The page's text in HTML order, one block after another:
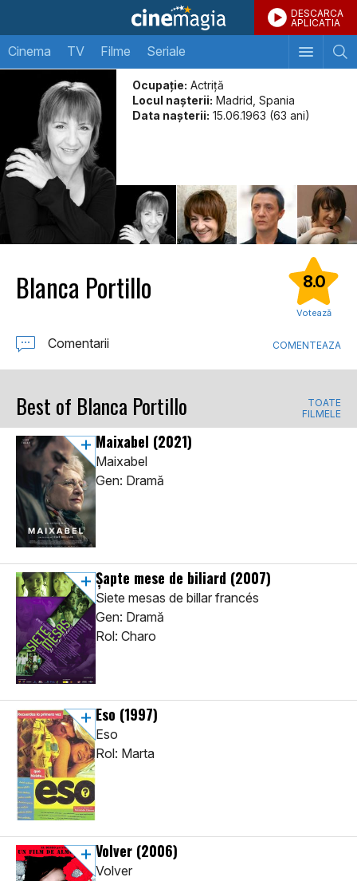
DESCARCA
APLICATIA
Cinema TV Filme Seriale
Ocupație: Actriţă
Locul naşterii: Madrid, Spania
Data naşterii: 15.06.1963 (63 ani)
Blanca Portillo 8.0
Votează
Comentarii COMENTEAZA
Best of Blanca Portillo
TOATE
FILMELE
Maixabel (2021)
Maixabel
Gen: Dramă
Șapte mese de biliard (2007)
Siete mesas de billar francés
Gen: Dramă
Rol: Charo
Eso (1997)
Eso
Rol: Marta
Volver (2006)
Volver